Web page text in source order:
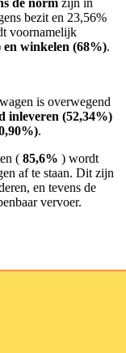
bezit en 23,56%
voornamelijk
winkelen (68%).
is overwegend
inleveren (52,34%)
.
( 85,6% ) wordt
af te staan. Dit zijn
en tevens de
vervoer.